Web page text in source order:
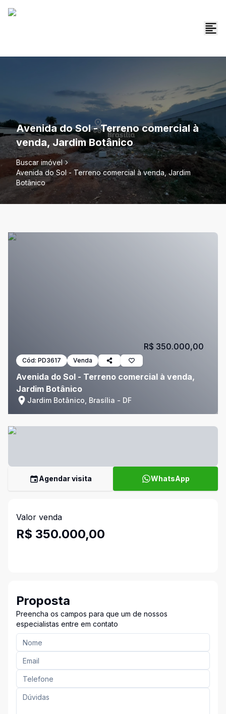
Avenida do Sol - Terreno comercial à
venda, Jardim Botânico
Buscar imóvel
Avenida do Sol - Terreno comercial à venda, Jardim
Botânico
Cód: PD3617 Venda
Avenida do Sol - Terreno comercial à venda,
Jardim Botânico
Jardim Botânico, Brasília - DF
R$ 350.000,00
Agendar visita WhatsApp
Valor venda
R$ 350.000,00
Proposta
Preencha os campos para que um de nossos
especialistas entre em contato